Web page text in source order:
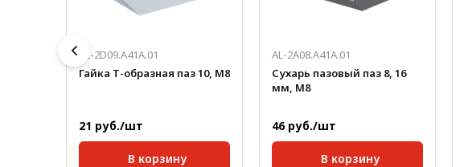
AL-2D09.A41A.01
Гайка Т-образная паз 10, М8
21 руб./шт
В корзину
AL-2A08.A41A.01
Сухарь пазовый паз 8, 16
мм, М8
46 руб./шт
В корзину